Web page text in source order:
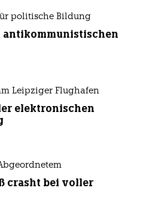
politische Bildung
antikommunistischen
Leipziger Flughafen
elektronischen
crasht bei voller